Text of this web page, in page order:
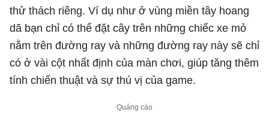
thử thách riêng. Ví dụ như ở vùng miền tây hoang
dã bạn chỉ có thể đặt cây trên những chiếc xe mỏ
nằm trên đường ray và những đường ray này sẽ chỉ
có ở vài cột nhất định của màn chơi, giúp tăng thêm
tính chiến thuật và sự thú vị của game.